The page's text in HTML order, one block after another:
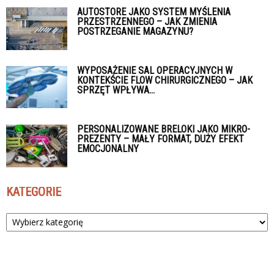
AUTOSTORE JAKO SYSTEM MYŚLENIA
PRZESTRZENNEGO – JAK ZMIENIA
POSTRZEGANIE MAGAZYNU?
WYPOSAŻENIE SAL OPERACYJNYCH W
KONTEKŚCIE FLOW CHIRURGICZNEGO – JAK
SPRZĘT WPŁYWA...
PERSONALIZOWANE BRELOKI JAKO MIKRO-
PREZENTY – MAŁY FORMAT, DUŻY EFEKT
EMOCJONALNY
KATEGORIE
Kategorie